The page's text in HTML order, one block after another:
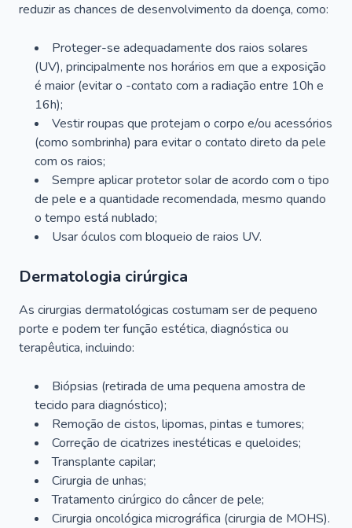
reduzir as chances de desenvolvimento da doença, como:
Proteger-se adequadamente dos raios solares
(UV), principalmente nos horários em que a exposição
é maior (evitar o -contato com a radiação entre 10h e
16h);
Vestir roupas que protejam o corpo e/ou acessórios
(como sombrinha) para evitar o contato direto da pele
com os raios;
Sempre aplicar protetor solar de acordo com o tipo
de pele e a quantidade recomendada, mesmo quando
o tempo está nublado;
Usar óculos com bloqueio de raios UV.
Dermatologia cirúrgica
As cirurgias dermatológicas costumam ser de pequeno
porte e podem ter função estética, diagnóstica ou
terapêutica, incluindo:
Biópsias (retirada de uma pequena amostra de
tecido para diagnóstico);
Remoção de cistos, lipomas, pintas e tumores;
Correção de cicatrizes inestéticas e queloides;
Transplante capilar;
Cirurgia de unhas;
Tratamento cirúrgico do câncer de pele;
Cirurgia oncológica micrográfica (cirurgia de MOHS).